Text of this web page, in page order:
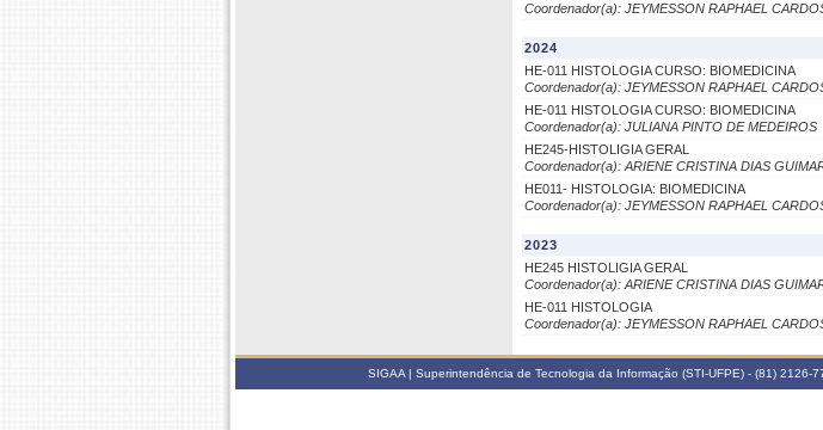
Coordenador(a): JEYMESSON RAPHAEL
2024
HE-011 HISTOLOGIA CURSO: BIOMEDICINA
Coordenador(a): JEYMESSON RAPHAEL
HE-011 HISTOLOGIA CURSO: BIOMEDICINA
Coordenador(a): JULIANA PINTO DE MEDEIROS
HE245-HISTOLIGIA GERAL
Coordenador(a): ARIENE CRISTINA DIAS
HE011- HISTOLOGIA: BIOMEDICINA
Coordenador(a): JEYMESSON RAPHAEL
2023
HE245 HISTOLIGIA GERAL
Coordenador(a): ARIENE CRISTINA DIAS
HE-011 HISTOLOGIA
Coordenador(a): JEYMESSON RAPHAEL
SIGAA | Superintendência de Tecnologia da Informação (STI-UFPE) - (81)